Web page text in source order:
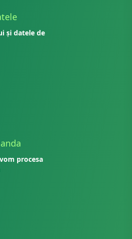
și datele de
procesa